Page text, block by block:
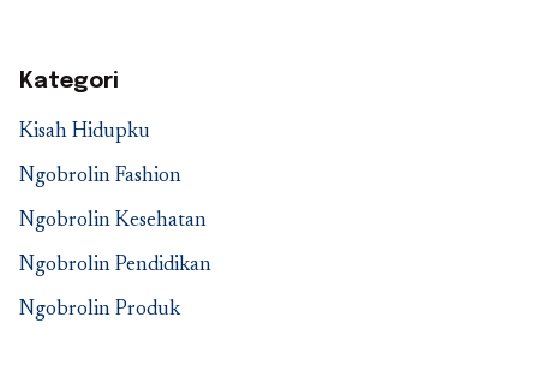
Kategori
Kisah Hidupku
Ngobrolin Fashion
Ngobrolin Kesehatan
Ngobrolin Pendidikan
Ngobrolin Produk